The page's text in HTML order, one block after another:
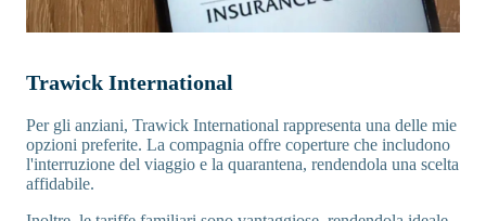
Trawick International
Per gli anziani, Trawick International rappresenta una delle mie
opzioni preferite. La compagnia offre coperture che includono
l'interruzione del viaggio e la quarantena, rendendola una scelta
affidabile.